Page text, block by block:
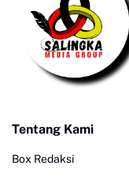
Tentang Kami
Box Redaksi